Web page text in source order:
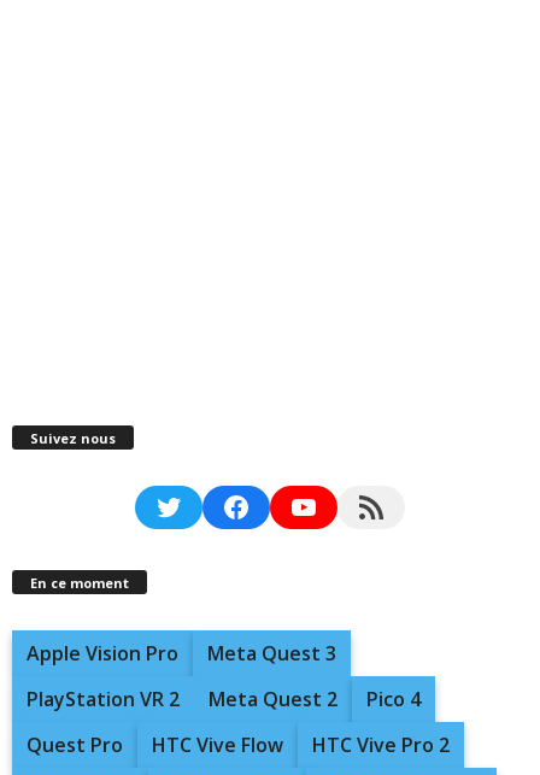
Suivez nous
TwitterFacebookYouTubeRSS Feed
En ce moment
Apple Vision Pro
Meta Quest 3
PlayStation VR 2
Meta Quest 2
Pico 4
Quest Pro
HTC Vive Flow
HTC Vive Pro 2